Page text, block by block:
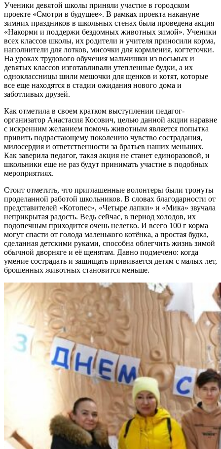
Ученики девятой школы приняли участие в городском
проекте «Смотри в будущее». В рамках проекта накануне
зимних праздников в школьных стенах была проведена акция
«Накорми и поддержи бездомных животных зимой». Ученики
всех классов школы, их родители и учителя приносили корма,
наполнители для лотков, мисочки для кормления, когтеточки.
На уроках трудового обучения мальчишки из восьмых и
девятых классов изготавливали утепленные будки, а их
одноклассницы шили мешочки для щенков и котят, которые
все еще находятся в стадии ожидания нового дома и
заботливых друзей.
Как отметила в своем кратком выступлении педагог-
организатор Анастасия Косович, целью данной акции наравне
с искренним желанием помочь животным является попытка
привить подрастающему поколению чувство сострадания,
милосердия и ответственности за братьев наших меньших.
Как заверила педагог, такая акция не станет единоразовой, и
школьники еще не раз будут принимать участие в подобных
мероприятиях.
Стоит отметить, что приглашенные волонтеры были тронуты
проделанной работой школьников. В словах благодарности от
представителей «Котопес», «Четыре лапки» и «Мика» звучала
неприкрытая радость. Ведь сейчас, в период холодов, их
подопечным приходится очень нелегко. И всего 100 г корма
могут спасти от голода маленького котёнка, а простая будка,
сделанная детскими руками, способна облегчить жизнь зимой
обычной дворняге и её щенятам. Давно подмечено: когда
умение сострадать и защищать прививается детям с малых лет,
брошенных животных становится меньше.